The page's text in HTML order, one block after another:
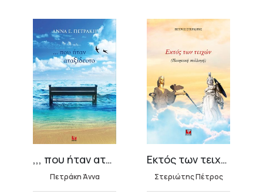
,,, που ήταν αταξίδευτο
Πετράκη Άννα
Εκτός των τειχών
Στεριώτης Πέτρος